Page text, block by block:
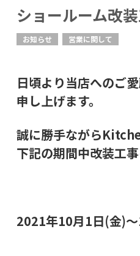
ショールーム改
お知らせ 営業に関して
日頃より当店へのご
申し上げます。
誠に勝手ながら
下記の期間中改装工事
2021年10月1日(金)